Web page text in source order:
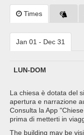
Times
Jan 01 - Dec 31
LUN-DOM
La chiesa è dotata del
apertura e narrazione
Consulta la App
prima di metterti in
The building may be